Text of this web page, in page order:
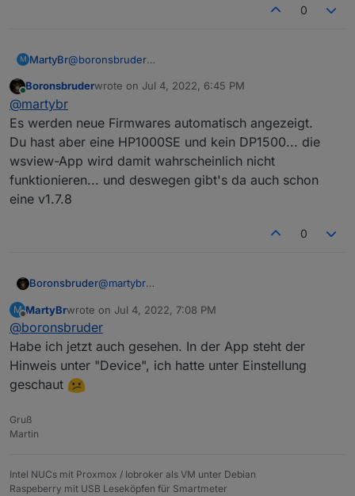
0
M MartyBr@boronsbruder
"Firmware Update"?
Online
Boronsbruderwrote on Jul 4, 2022, 6:45 PM
last edited by
@martybr
Es werden neue Firmwares automatisch angezeigt.
Du hast aber eine HP1000SE und kein DP1500... die
wsview-App wird damit wahrscheinlich nicht
funktionieren... und deswegen gibt's da auch schon
eine v1.7.8
0
Boronsbruder@martybr
angezeigt.
Du hast aber eine HP1000SE und kein DP1500...
die wsview-App wird damit wahrscheinlich nicht
funktionieren... und deswegen gibt's da auch
schon eine v1.7.8
M
Offline
MartyBrwrote on Jul 4, 2022, 7:08 PM
last edited by
@boronsbruder
Habe ich jetzt auch gesehen. In der App steht der
Hinweis unter "Device", ich hatte unter Einstellung
geschaut
Gruß
Martin
Intel NUCs mit Proxmox / Iobroker als VM unter Debian
Raspeberry mit USB Leseköpfen für Smartmeter